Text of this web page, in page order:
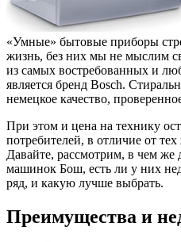
«Умные» бытовые приборы
жизнь, без них мы не мыслим
из самых востребованных и
является бренд Bosch.
немецкое качество,
При этом и цена на технику
потребителей, в отличие от
Давайте, рассмотрим, в чем же
машинок Бош, есть ли у них
ряд, и какую лучше выбрать.
Преимущества и